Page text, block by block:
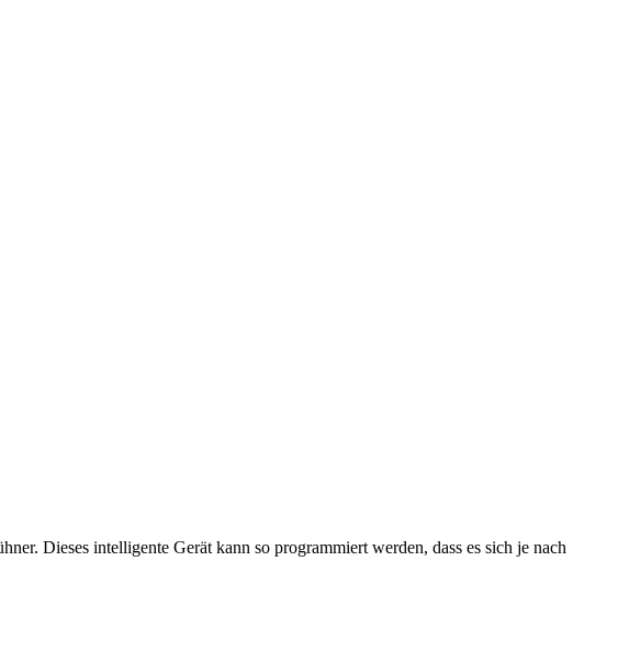
Dieses intelligente Gerät kann so programmiert werden, dass es sich je nach